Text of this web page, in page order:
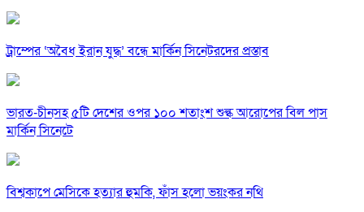
ট্রাম্পের ‘অবৈধ ইরান যুদ্ধ’ বন্ধে মার্কিন সিনেটরদের প্রস্তাব
ভারত-চীনসহ ৫টি দেশের ওপর ১০০ শতাংশ শুল্ক আরোপের বিল পাস
মার্কিন সিনেটে
বিশ্বকাপে মেসিকে হত্যার হুমকি, ফাঁস হলো ভয়ংকর নথি